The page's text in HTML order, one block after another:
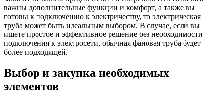
важны дополнительные функции и комфорт, а также вы
готовы к подключению к электричеству, то электрическая
труба может быть идеальным выбором. В случае, если вы
ищете простое и эффективное решение без необходимости
подключения к электросети, обычная фановая труба будет
более подходящей.
Выбор и закупка необходимых
элементов